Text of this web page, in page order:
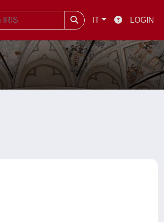
IT LOGIN